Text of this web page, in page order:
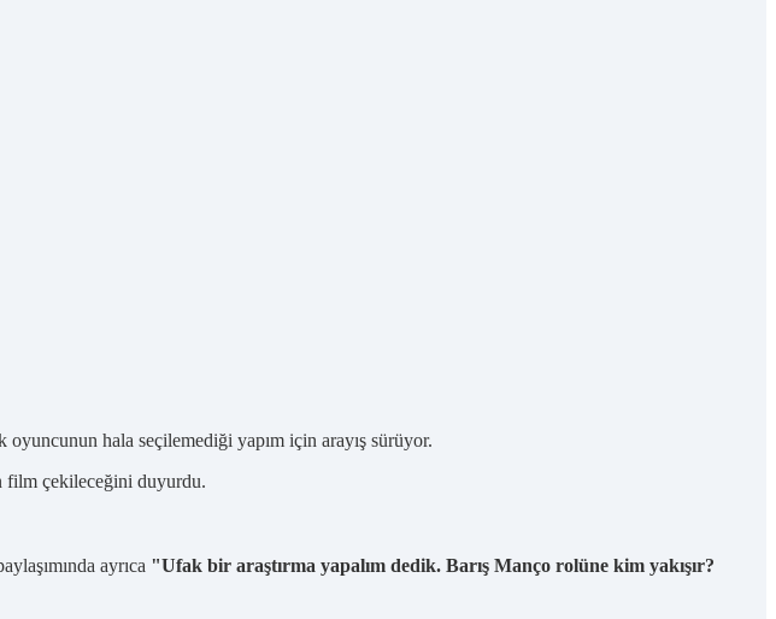
oyuncunun hala seçilemediği yapım için arayış sürüyor.
film çekileceğini duyurdu.
ayrıca "Ufak bir araştırma yapalım dedik. Barış Manço rolüne kim yakışır?